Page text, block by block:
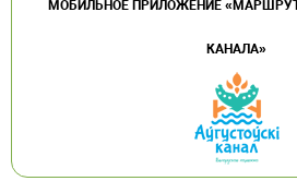
МОБИЛЬНОЕ ПРИЛОЖЕНИЕ
КАНАЛА»